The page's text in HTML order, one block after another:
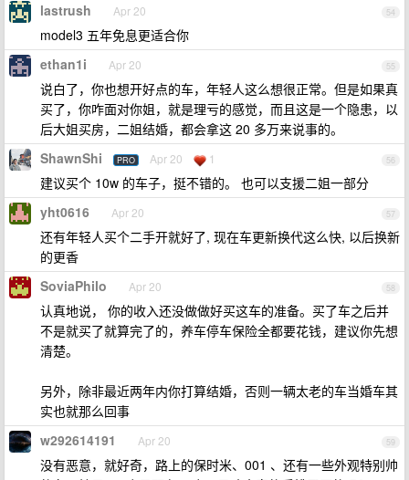
54
lastrush Apr 20
model3 五年免息更适合你
55
ethan1i Apr 20
说白了，你也想开好点的车，年轻人这么想很正常。但是如果真
买了，你咋面对你姐，就是理亏的感觉，而且这是一个隐患，以
后大姐买房，二姐结婚，都会拿这 20 多万来说事的。
56
ShawnShi PRO Apr 20 1
建议买个 10w 的车子，挺不错的。 也可以支援二姐一部分
57
yht0616 Apr 20
还有年轻人买个二手开就好了, 现在车更新换代这么快, 以后换新
的更香
58
SoviaPhilo Apr 20
认真地说， 你的收入还没做做好买这车的准备。买了车之后并
不是就买了就算完了的，养车停车保险全都要花钱，建议你先想
清楚。
另外，除非最近两年内你打算结婚，否则一辆太老的车当婚车其
实也就那么回事
59
w292614191 Apr 20
没有恶意，就好奇，路上的保时米、001 、还有一些外观特别帅